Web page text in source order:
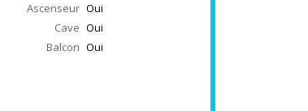
Ascenseur Oui
Cave Oui
Balcon Oui